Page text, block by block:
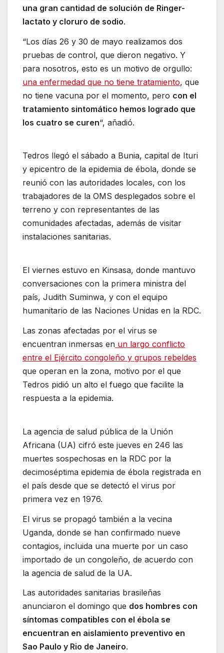
una gran cantidad de solución de Ringer-
lactato y cloruro de sodio.
“Los días 26 y 30 de mayo realizamos dos
pruebas de control, que dieron negativo. Y
para nosotros, esto es un motivo de orgullo:
una enfermedad que no tiene tratamiento, que
no tiene vacuna por el momento, pero con el
tratamiento sintomático hemos logrado que
los cuatro se curen“, añadió.
Tedros llegó el sábado a Bunia, capital de Ituri
y epicentro de la epidemia de ébola, donde se
reunió con las autoridades locales, con los
trabajadores de la OMS desplegados sobre el
terreno y con representantes de las
comunidades afectadas, además de visitar
instalaciones sanitarias.
El viernes estuvo en Kinsasa, donde mantuvo
conversaciones con la primera ministra del
país, Judith Suminwa, y con el equipo
humanitario de las Naciones Unidas en la RDC.
Las zonas afectadas por el virus se
encuentran inmersas en un largo conflicto
entre el Ejército congoleño y grupos rebeldes
que operan en la zona, motivo por el que
Tedros pidió un alto el fuego que facilite la
respuesta a la epidemia.
La agencia de salud pública de la Unión
Africana (UA) cifró este jueves en 246 las
muertes sospechosas en la RDC por la
decimoséptima epidemia de ébola registrada en
el país desde que se detectó el virus por
primera vez en 1976.
El virus se propagó también a la vecina
Uganda, donde se han confirmado nueve
contagios, incluida una muerte por un caso
importado de un congoleño, de acuerdo con
la agencia de salud de la UA.
Las autoridades sanitarias brasileñas
anunciaron el domingo que dos hombres con
síntomas compatibles con el ébola se
encuentran en aislamiento preventivo en
Sao Paulo y Rio de Janeiro.